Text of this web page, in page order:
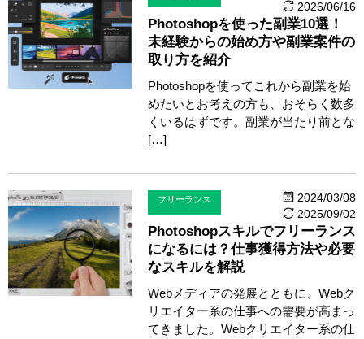
2026/06/16
Photoshopを使った副業10選！
未経験からの始め方や副業案件の
取り方を紹介
Photoshopを使ってこれから副業を始
めたいとお考えの方も、おそらく数多
くいるはずです。副業が当たり前とな
[…]
フリーランス
2024/03/08
2025/09/02
Photoshopスキルでフリーランス
になるには？仕事獲得方法や必要
なスキルを解説
Webメディアの発展とともに、Webク
リエイター系の仕事への需要が高まっ
てきました。Webクリエイター系の仕